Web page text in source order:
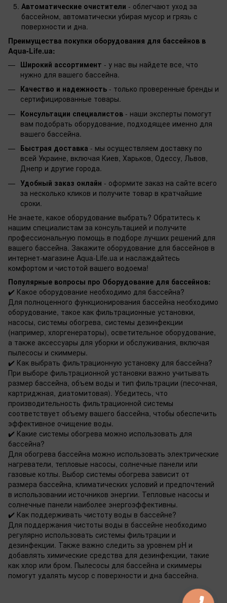
Автоматические очистители - облегчают уход за
бассейном, автоматически убирая мусор и грязь с
поверхности и дна.
Преимущества покупки оборудования для бассейнов в
Aqua-Life.ua:
Широкий ассортимент - у нас вы найдете все, что
нужно для вашего бассейна.
Качество и надежность - только проверенные бренды и
сертифицированные товары.
Консультации специалистов - наши эксперты помогут
вам подобрать оборудование, подходящее именно для
вашего бассейна.
Быстрая доставка - мы осуществляем доставку по
всей Украине, включая Киев, Харьков, Одессу, Львов,
Днепр и другие города.
Удобный заказ онлайн - оформите заказ на сайте всего
за несколько кликов и получите товар в кратчайшие
сроки.
Не знаете, какое оборудование выбрать? Обратитесь к
нашим специалистам за консультацией и получите
профессиональную помощь в подборе лучших решений для
вашего бассейна. Закажите оборудование для бассейнов в
интернет-магазине Aqua-Life.ua и наслаждайтесь
комфортом и чистотой вашего водоема!
Популярные вопросы про Оборудование для бассейнов:
✔️ Какое оборудование необходимо для бассейна?
Для полноценного функционирования бассейна необходимо
оборудование, такое как фильтрационные установки,
насосы, системы обогрева, системы дезинфекции
(например, хлоргенераторы), осветительное оборудование,
а также аксессуары для уборки и обслуживания, включая
пылесосы и скиммеры.
✔️ Как выбрать фильтрационную установку для бассейна?
При выборе фильтрационной установки важно учитывать
размер бассейна, объем воды и тип фильтрации (песочная,
картриджная, диатомитовая). Убедитесь, что
производительность фильтрационной системы
соответствует объему вашего бассейна, чтобы обеспечить
эффективное очищение воды.
✔️ Какие системы обогрева можно использовать для
бассейна?
Для обогрева бассейна можно использовать электрические
нагреватели, тепловые насосы, солнечные панели или
газовые котлы. Выбор системы обогрева зависит от
размера бассейна, климатических условий и предпочтений
в использовании источников энергии. Тепловые насосы и
солнечные панели наиболее энергоэффективны.
✔️ Как поддерживать чистоту воды в бассейне?
Для поддержания чистоты воды в бассейне необходимо
регулярно использовать системы фильтрации и
дезинфекции. Также важно следить за уровнем pH и
добавлять химические средства для дезинфекции, такие
как хлор или бром. Пылесосы для бассейна и скиммеры
помогут удалять мусор с поверхности и дна бассейна.